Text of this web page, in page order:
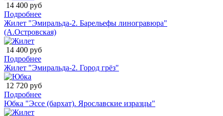
14 400 руб
Подробнее
Жилет "Эмиральда-2. Барельефы линогравюра"
(А.Островская)
14 400 руб
Подробнее
Жилет "Эмиральда-2. Город грёз"
12 720 руб
Подробнее
Юбка "Эссе (бархат). Ярославские изразцы"